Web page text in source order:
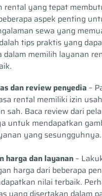
rental yang tepat
aspek penting
sewa yang
tips praktis yang
dalam memilih layanan
dan review penyedia –
rental memiliki izin
sah. Baca review dari
untuk mendapatkan
yang sesungguhnya.
harga dan layanan –
harga dari beberapa
nilai terbaik.